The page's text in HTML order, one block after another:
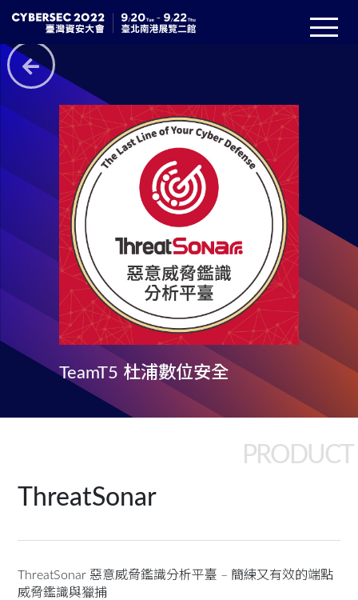
TeamT5 杜浦數位安全
PRODUCT
ThreatSonar
ThreatSonar 惡意威脅鑑識分析平臺 – 簡練又有效的端點
威脅鑑識與獵捕